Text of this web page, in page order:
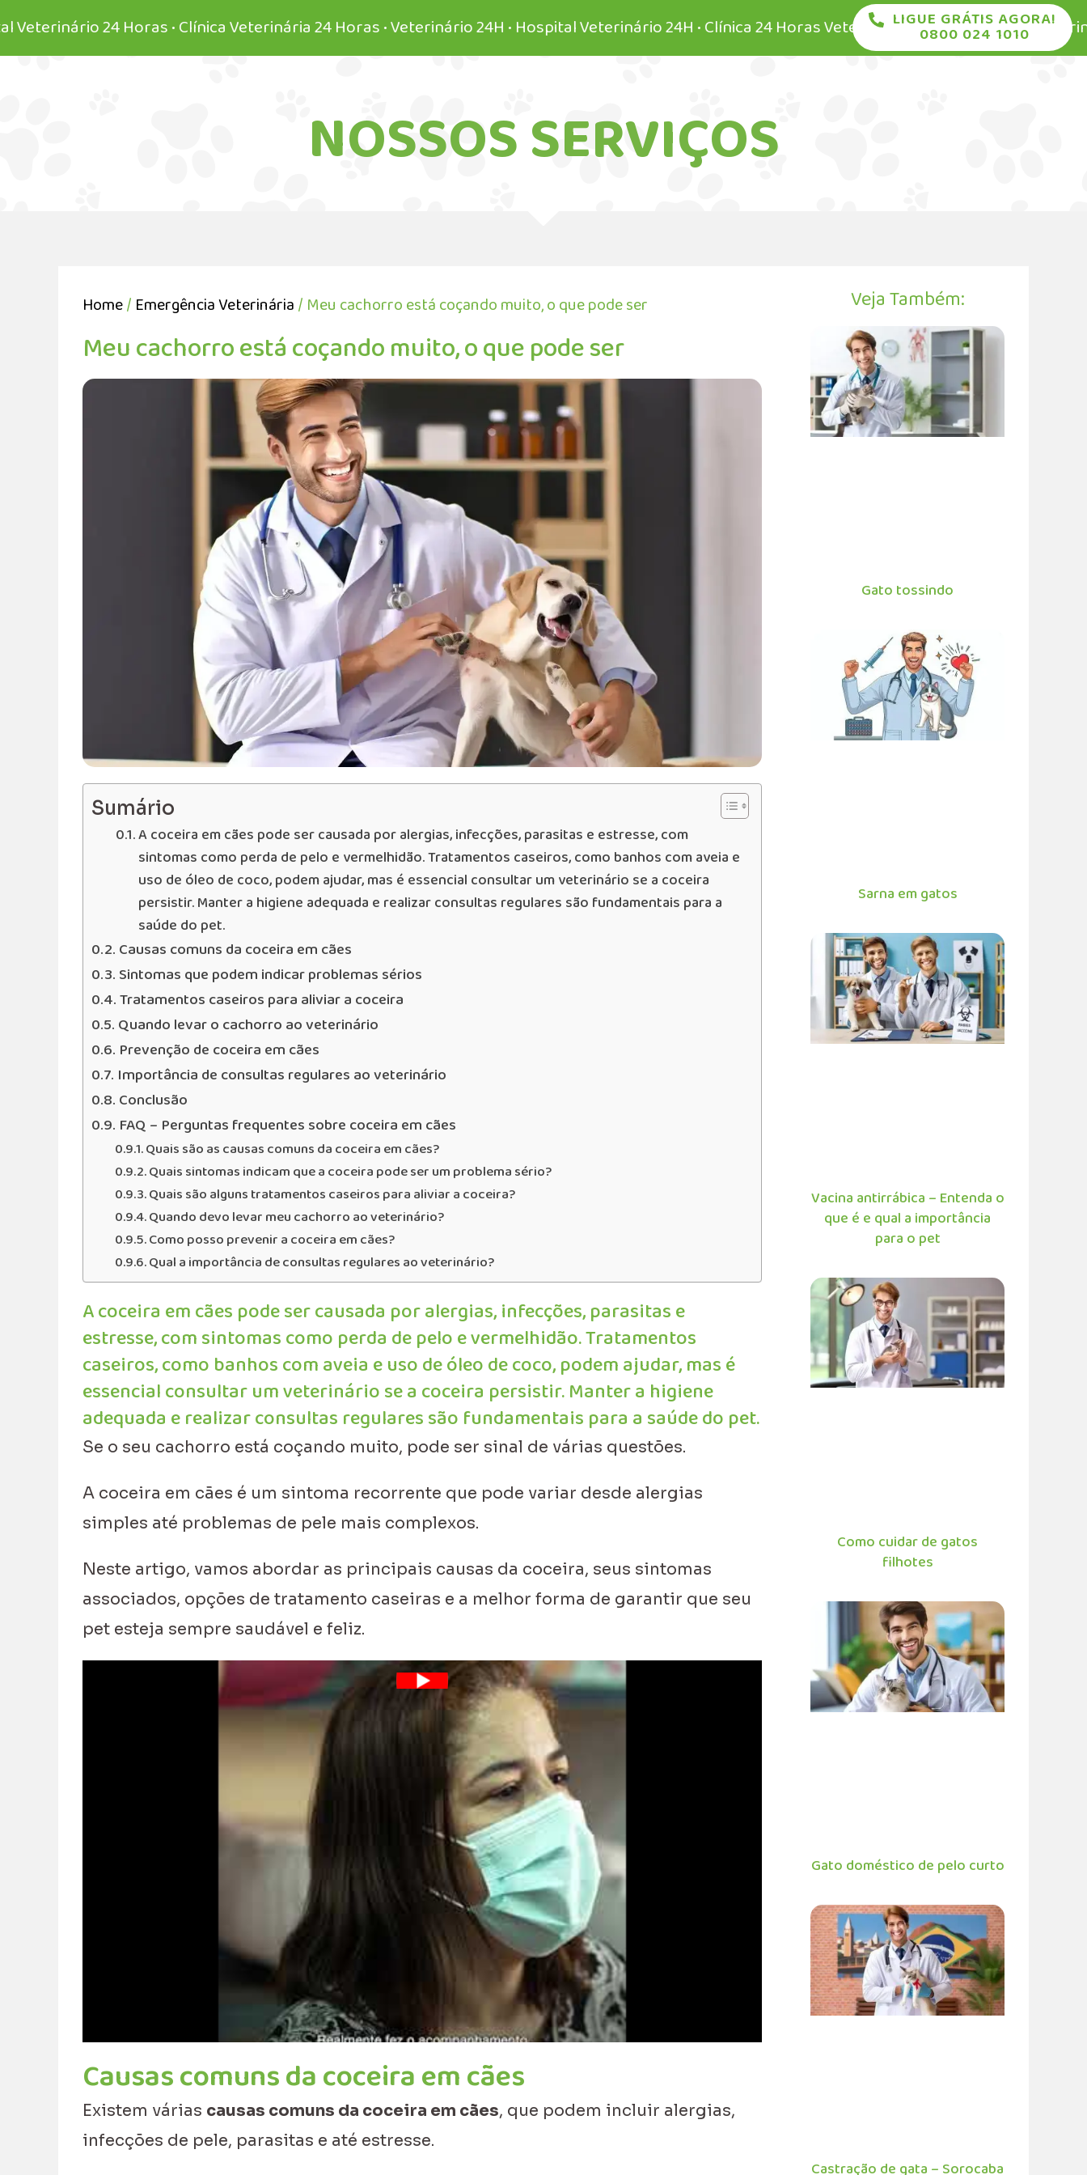
24 Horas • Clínica Veterinária 24 Horas • Veterinário 24H • Hospital Veterinário 24H • Clínica 24 Horas Veterinária • Pronto Socorro
LIGUE GRÁTIS AGORA!
0800 024 1010
NOSSOS SERVIÇOS
Home/ Emergência Veterinária/ Meu cachorro está coçando muito, o que pode ser
Meu cachorro está coçando muito, o que pode ser
Sumário
A coceira em cães pode ser causada por alergias, infecções, parasitas e estresse, com
sintomas como perda de pelo e vermelhidão. Tratamentos caseiros, como banhos com aveia e
uso de óleo de coco, podem ajudar, mas é essencial consultar um veterinário se a coceira
persistir. Manter a higiene adequada e realizar consultas regulares são fundamentais para a
saúde do pet.
Causas comuns da coceira em cães
Sintomas que podem indicar problemas sérios
Tratamentos caseiros para aliviar a coceira
Quando levar o cachorro ao veterinário
Prevenção de coceira em cães
Importância de consultas regulares ao veterinário
Conclusão
FAQ – Perguntas frequentes sobre coceira em cães
Quais são as causas comuns da coceira em cães?
Quais sintomas indicam que a coceira pode ser um problema sério?
Quais são alguns tratamentos caseiros para aliviar a coceira?
Quando devo levar meu cachorro ao veterinário?
Como posso prevenir a coceira em cães?
Qual a importância de consultas regulares ao veterinário?
A coceira em cães pode ser causada por alergias, infecções, parasitas e
estresse, com sintomas como perda de pelo e vermelhidão. Tratamentos
caseiros, como banhos com aveia e uso de óleo de coco, podem ajudar, mas é
essencial consultar um veterinário se a coceira persistir. Manter a higiene
adequada e realizar consultas regulares são fundamentais para a saúde do pet.
Se o seu cachorro está coçando muito, pode ser sinal de várias questões.
A coceira em cães é um sintoma recorrente que pode variar desde alergias
simples até problemas de pele mais complexos.
Neste artigo, vamos abordar as principais causas da coceira, seus sintomas
associados, opções de tratamento caseiras e a melhor forma de garantir que seu
pet esteja sempre saudável e feliz.
Causas comuns da coceira em cães
Existem várias causas comuns da coceira em cães, que podem incluir alergias,
infecções de pele, parasitas e até estresse.
Veja Também:
Gato tossindo
Sarna em gatos
Vacina antirrábica – Entenda o
que é e qual a importância
para o pet
Como cuidar de gatos
filhotes
Gato doméstico de pelo curto
Castração de gata – Sorocaba